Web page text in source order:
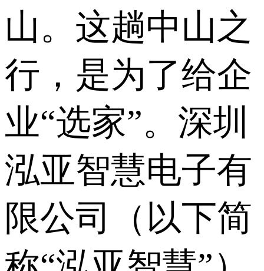
山。这趟中山之
行，是为了给企
业“选家”。深圳
泓亚智慧电子有
限公司（以下简